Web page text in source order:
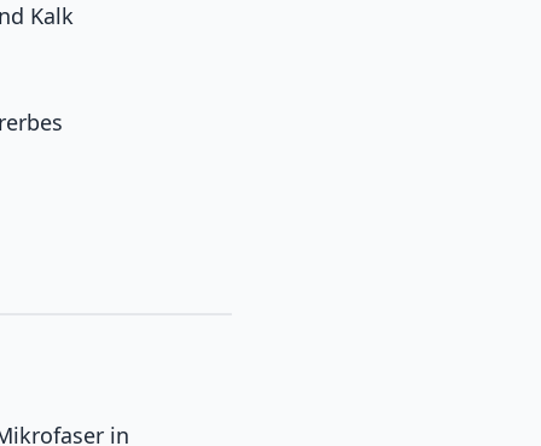
Kalk
in